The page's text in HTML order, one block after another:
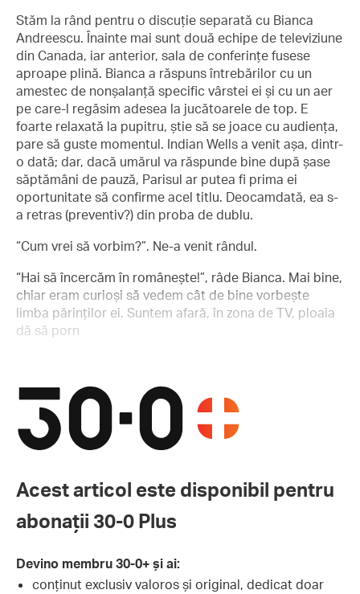
Stăm la rând pentru o discuție separată cu Bianca
Andreescu. Înainte mai sunt două echipe de televiziune
din Canada, iar anterior, sala de conferințe fusese
aproape plină. Bianca a răspuns întrebărilor cu un
amestec de nonșalanță specific vârstei ei și cu un aer
pe care-l regăsim adesea la jucătoarele de top. E
foarte relaxată la pupitru, știe să se joace cu audiența,
pare să guste momentul. Indian Wells a venit așa, dintr-
o dată; dar, dacă umărul va răspunde bine după șase
săptămâni de pauză, Parisul ar putea fi prima ei
oportunitate să confirme acel titlu. Deocamdată, ea s-
a retras (preventiv?) din proba de dublu.
“Cum vrei să vorbim?”. Ne-a venit rândul.
“Hai să încercăm în românește!”, râde Bianca. Mai bine,
chiar eram curioși să vedem cât de bine vorbește
limba părinților ei. Suntem afară, în zona de TV, ploaia
dă să porn
Acest articol este disponibil pentru
abonații 30-0 Plus
Devino membru 30-0+ și ai:
conținut exclusiv valoros și original, dedicat doar